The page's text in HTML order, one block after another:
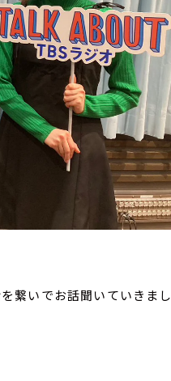
繋いでお話聞いていきまし